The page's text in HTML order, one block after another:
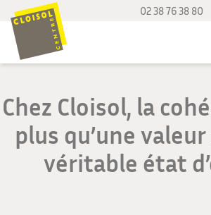
Passer
au
contenu
02 38 76 38 80
Chez Cloisol, la
plus qu’une valeur
véritable état